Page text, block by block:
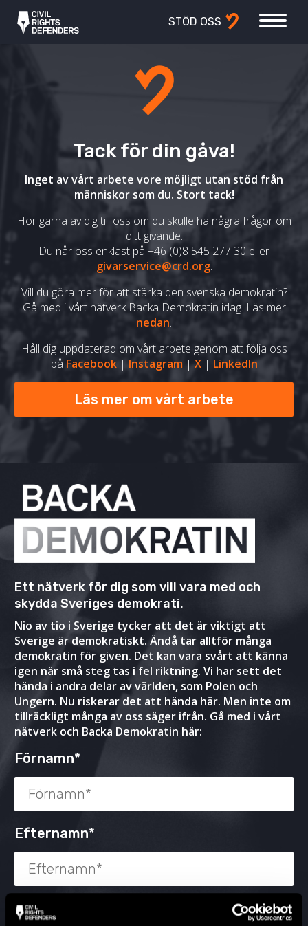
STÖD OSS
Tack för din gåva!
Inget av vårt arbete vore möjligt utan stöd från
människor som du. Stort tack!
Hör gärna av dig till oss om du skulle ha några frågor om
ditt givande.
Du når oss enklast på +46 (0)8 545 277 30 eller
givarservice@crd.org.
Vill du göra mer för att stärka den svenska demokratin?
Gå med i vårt nätverk Backa Demokratin idag. Läs mer
nedan.
Håll dig uppdaterad om vårt arbete genom att följa oss
på Facebook| Instagram|X| LinkedIn
Läs mer om vårt arbete
Ett nätverk för dig som vill vara med och
skydda Sveriges demokrati.
Nio av tio i Sverige tycker att det är viktigt att
Sverige är demokratiskt. Ändå tar alltför många
demokratin för given. Det kan vara svårt att känna
igen när små steg tas i fel riktning. Vi har sett det
hända i andra delar av världen, som Polen och
Ungern. Nu riskerar det att hända här. Men inte om
tillräckligt många av oss säger ifrån. Gå med i vårt
nätverk och Backa Demokratin här:
Förnamn*
Efternamn*
E-postadress*